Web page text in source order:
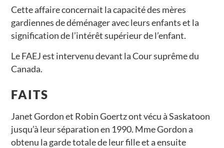
Cette affaire concernait la capacité des mères
gardiennes de déménager avec leurs enfants et la
signification de l’intérêt supérieur de l’enfant.
Le FAEJ est intervenu devant la Cour suprême du
Canada.
FAITS
Janet Gordon et Robin Goertz ont vécu à Saskatoon
jusqu’à leur séparation en 1990. Mme Gordon a
obtenu la garde totale de leur fille et a ensuite